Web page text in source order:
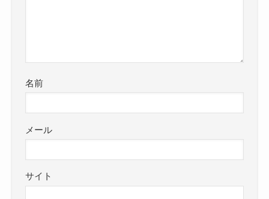
名前
メール
サイト